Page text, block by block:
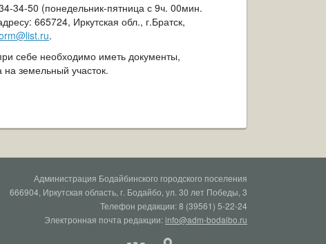
34-50 (понедельник-пятница с 9ч. 00мин.
665724, Иркутская обл., г.Братск,
.
себе необходимо иметь документы,
земельный участок.
Администрация Бодайбинского городского поселения
666904, Иркутская область, г. Бодайбо, ул. 30 лет Победы, 3
Телефон редакции: 8 (39561) 5-22-24
Электронная почта редакции:info@adm-bodaibo.ru